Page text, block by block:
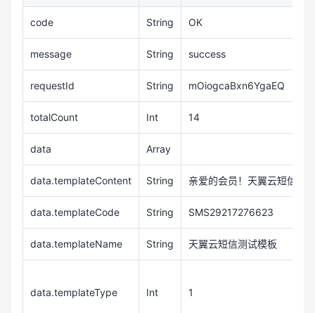
code String OK
message String success
requestId String mOiogcaBxn6YgaEQ
totalCount Int 14
data Array
data.templateContent String 亲爱的会员！天翼云短信服
data.templateCode String SMS29217276623
data.templateName String 天翼云短信测试模板
data.templateType Int 1